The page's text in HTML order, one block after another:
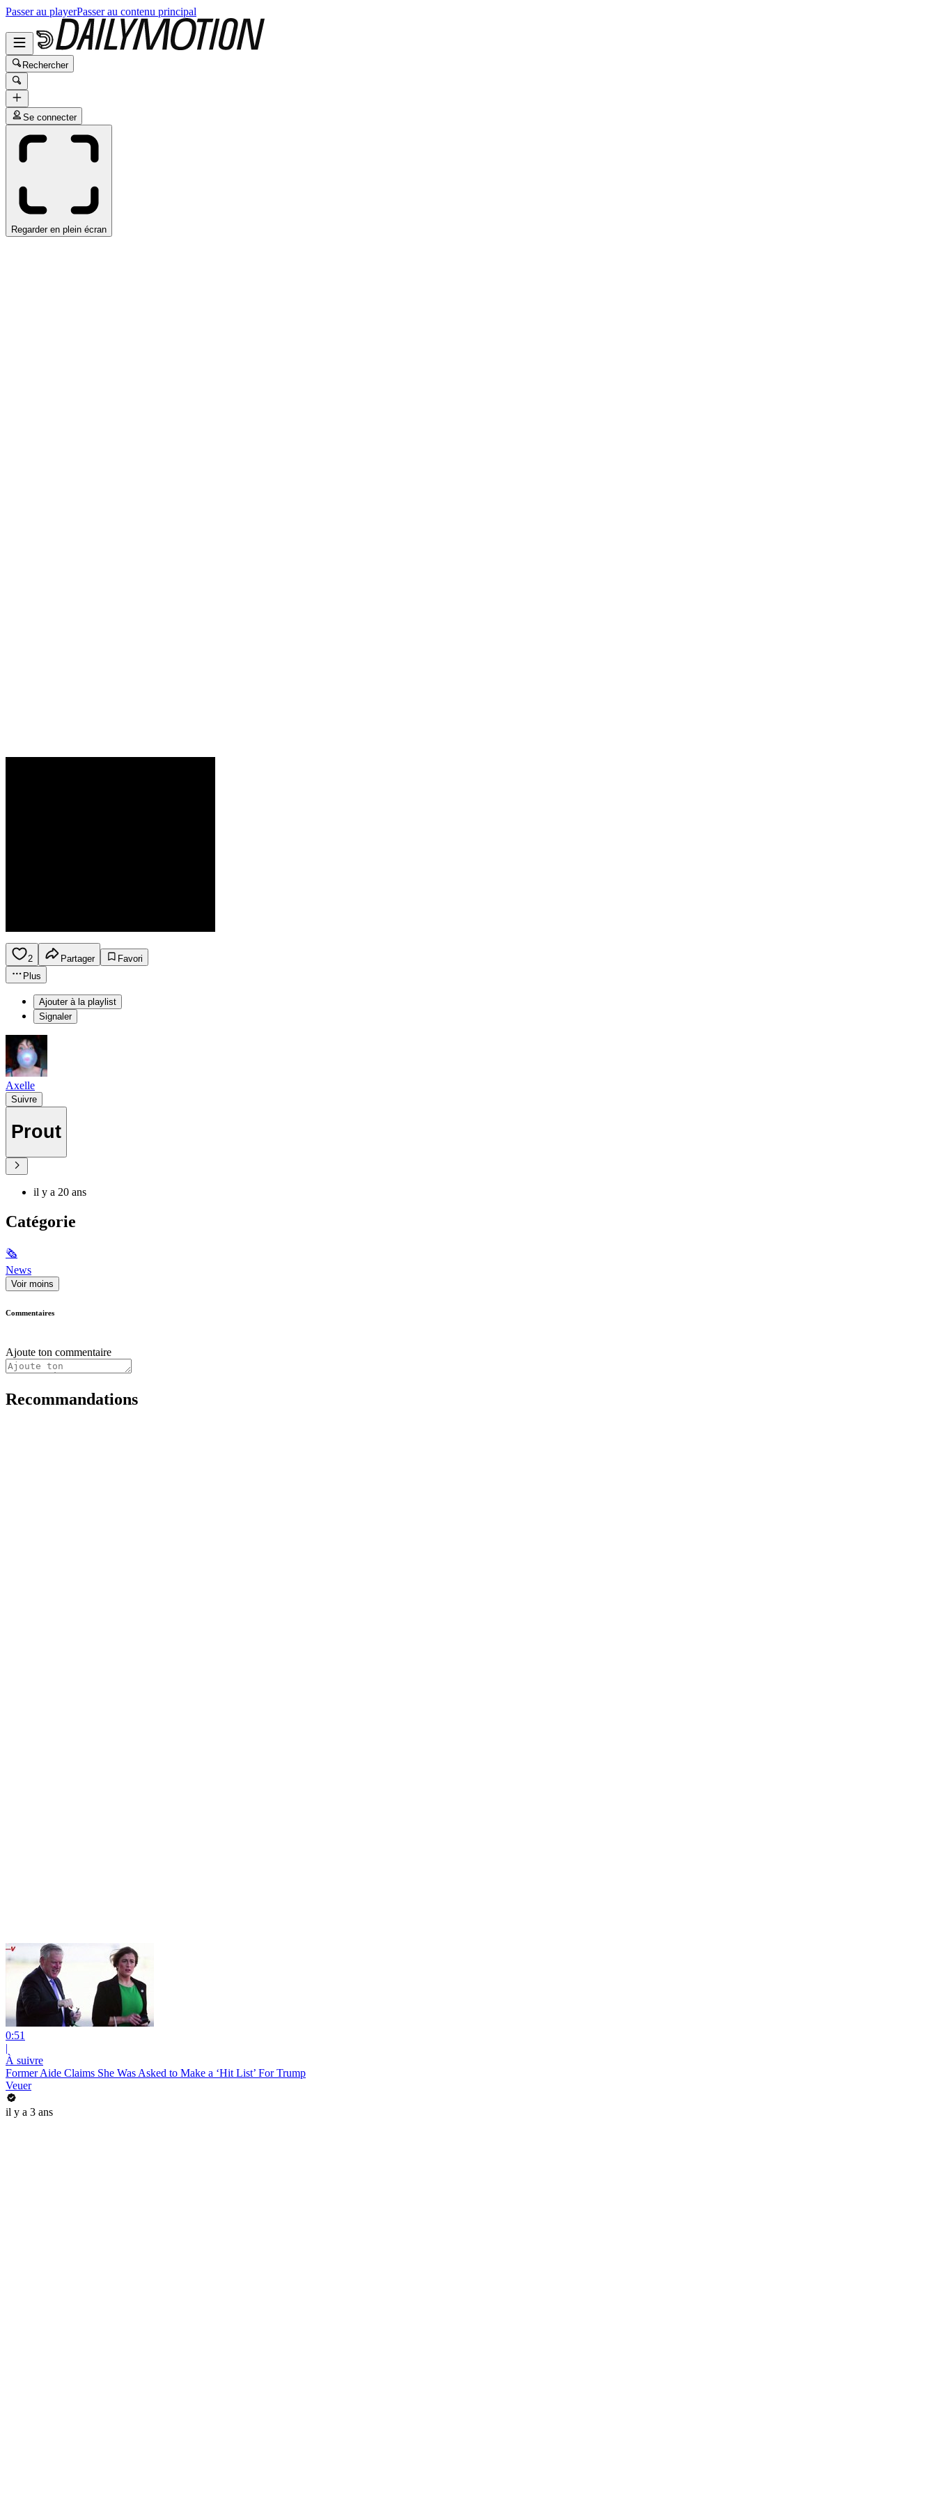
Passer au playerPasser au contenu principal
Rechercher
Se connecter
Regarder en plein écran
2 Partager
Favori
Plus
Ajouter à la playlist
Signaler
Axelle
Suivre
Prout
il y a 20 ans
Catégorie
🗞
News
Voir moins
Commentaires
Ajoute ton commentaire
Recommandations
0:51
|
À suivre
Former Aide Claims She Was Asked to Make a ‘Hit List’ For Trump
Veuer
il y a 3 ans